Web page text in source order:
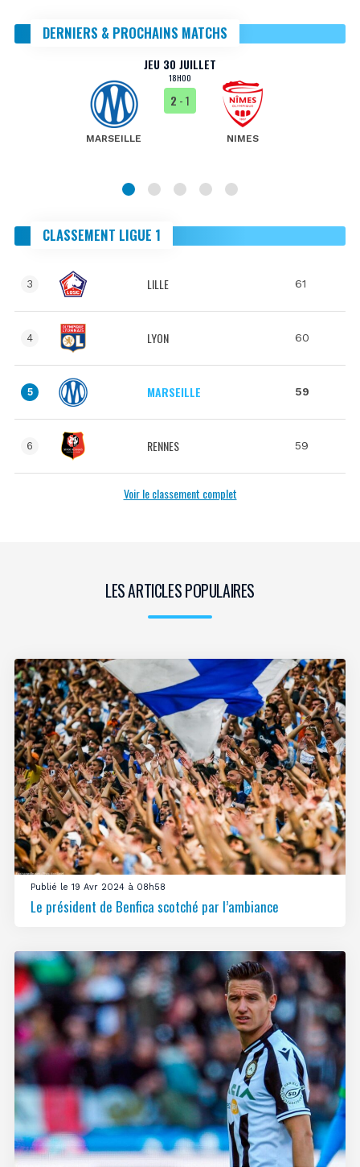
DERNIERS & PROCHAINS MATCHS
JEU 30 JUILLET
18H00
MARSEILLE
2 - 1
NIMES
CLASSEMENT LIGUE 1
3 LILLE 61
4 LYON 60
5 MARSEILLE 59
6 RENNES 59
Voir le classement complet
LES ARTICLES POPULAIRES
Publié le 19 Avr 2024 à 08h58
Le président de Benfica scotché par l’ambiance